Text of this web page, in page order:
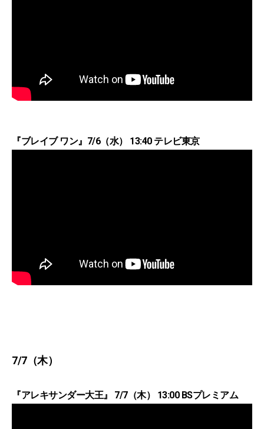
『ブレイブ ワン』7/6（水） 13:40 テレビ東京
7/7（木）
『アレキサンダー大王』 7/7（木） 13:00 BSプレミアム